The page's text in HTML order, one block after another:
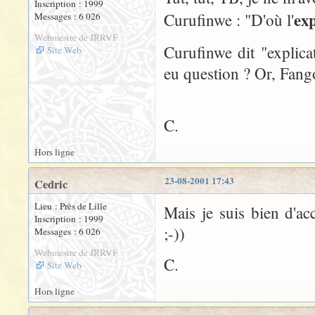
Inscription : 1999
Messages : 6 026
Webmestre de JRRVF
Site Web
Curufinwe : "D'où l'
Curufinwe dit
eu question ? Or,
C.
Hors ligne
23-08-2001 17:43
Cedric
Lieu : Près de Lille
Inscription : 1999
Messages : 6 026
Webmestre de JRRVF
Site Web
Mais je suis bien
;-))
C.
Hors ligne